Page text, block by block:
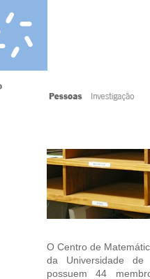
O Centro de
da Universidade
possuem 44